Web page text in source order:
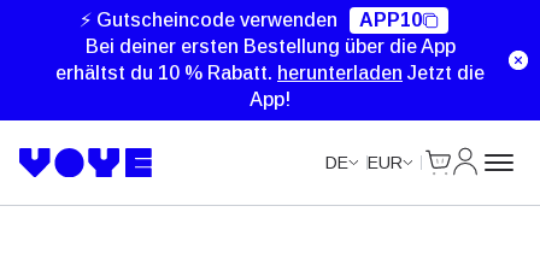
⚡ Gutscheincode verwenden
APP10
Bei deiner ersten Bestellung über die App
erhältst du 10 % Rabatt. herunterladen Jetzt die
App!
DE EUR